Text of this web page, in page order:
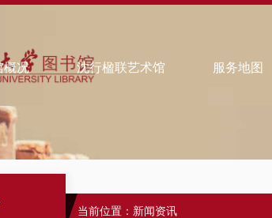
概况 沈行楹联艺术馆 服务地图
当前位置： 新闻资讯